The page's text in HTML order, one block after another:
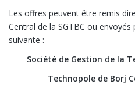
Les offres peuvent être remis
Central de la SGTBC ou envoyés
suivante :
Société de Gestion de la
Technopole de Borj